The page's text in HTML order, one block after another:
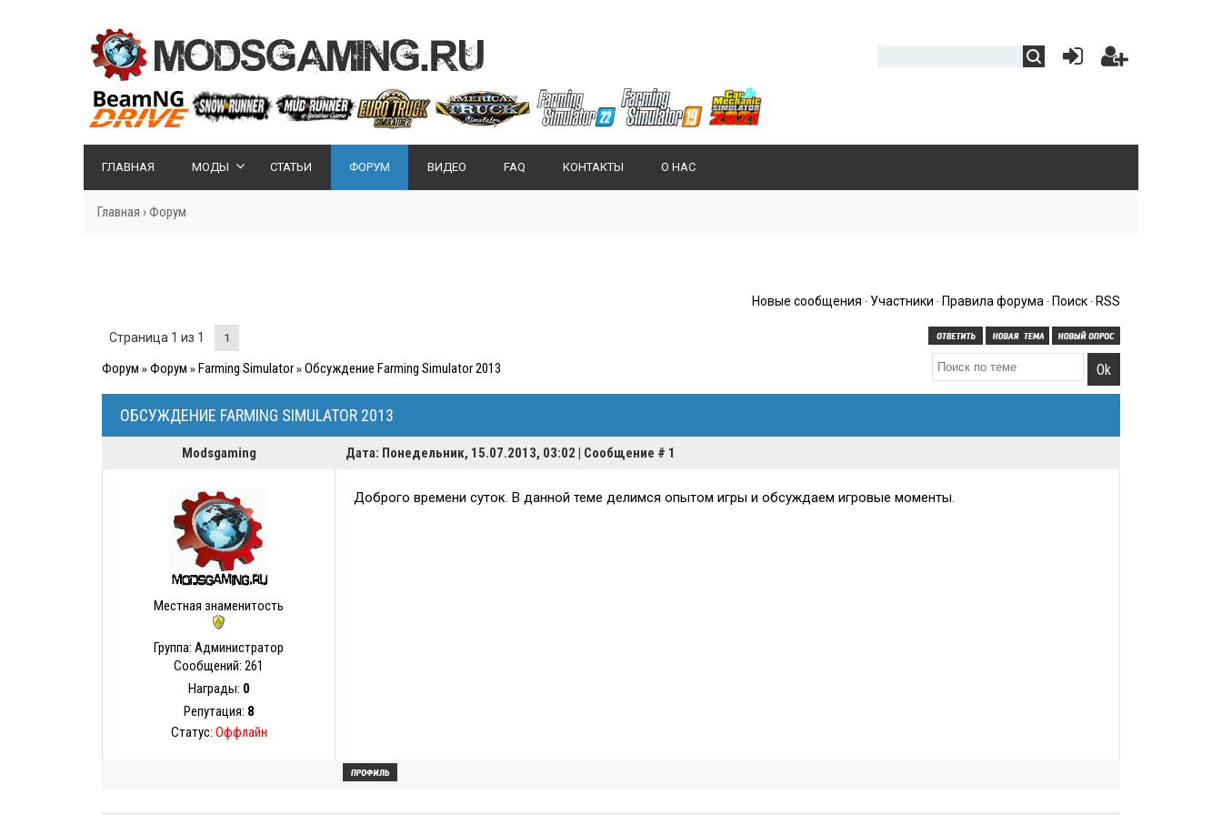
ГЛАВНАЯ МОДЫ СТАТЬИ ФОРУМ ВИДЕО FAQ КОНТАКТЫ О НАС
Главная ›Форум
Новые сообщения · Участники · Правила форума · Поиск · RSS
Страница 1 из 1 1
Форум »Форум »Farming Simulator»Обсуждение Farming Simulator 2013
ОБСУЖДЕНИЕ FARMING SIMULATOR 2013
Modsgaming Дата: Понедельник, 15.07.2013, 03:02 | Сообщение # 1
Местная знаменитость
Группа: Администратор
Сообщений: 261
Награды: 0
Репутация: 8
Статус: Оффлайн
Доброго времени суток. В данной теме делимся опытом игры и обсуждаем игровые моменты.